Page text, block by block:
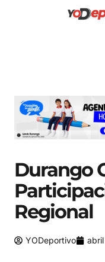
Durango
Regional
YODeportivo